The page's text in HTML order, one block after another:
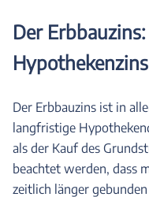
Der
Der Erbbauzins ist in
langfristige
als der Kauf des
beachtet werden, dass
zeitlich länger